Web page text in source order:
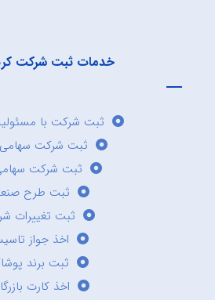
خدمات ثبت شرکت
ثبت شرکت با
ثبت شرکت
ثبت شرکت
ثبت طرح
ثبت تغییرات
اخذ جواز
ثبت برند
اخذ کارت